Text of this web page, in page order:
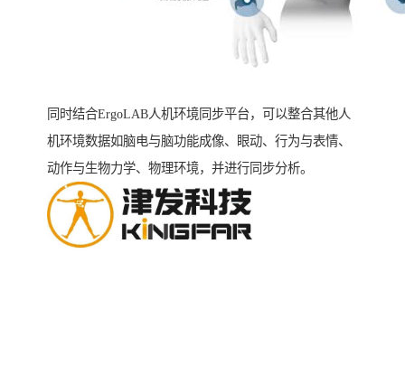
同时结合ErgoLAB人机环境同步平台，可以整合其他人
机环境数据如脑电与脑功能成像、眼动、行为与表情、
动作与生物力学、物理环境，并进行同步分析。